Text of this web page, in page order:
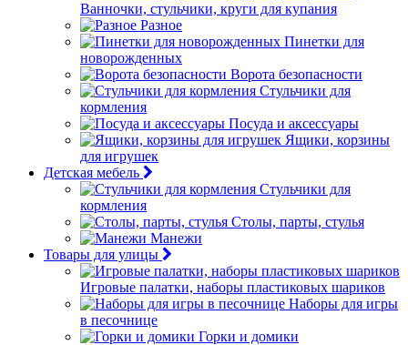
Ванночки, стульчики, круги для купания
Разное
Пинетки для
новорожденных
Ворота безопасности
Стульчики для
кормления
Посуда и аксессуары
Ящики, корзины
для игрушек
Детская мебель
Стульчики для
кормления
Столы, парты, стулья
Манежи
Товары для улицы
Игровые палатки, наборы пластиковых шариков
Наборы для игры
в песочнице
Горки и домики